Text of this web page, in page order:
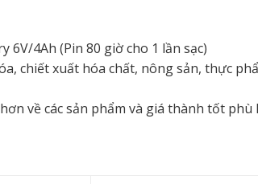
6V/4Ah (Pin 80 giờ cho 1 lần sạc)
chiết xuất hóa chất, nông sản, thực
về các sản phẩm và giá thành tốt